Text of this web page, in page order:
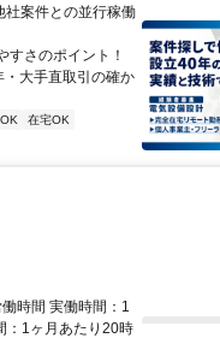
案件との並行稼働
さのポイント！
大手直取引の確か
在宅OK
時間 実働時間：1
：1ヶ月あたり20時